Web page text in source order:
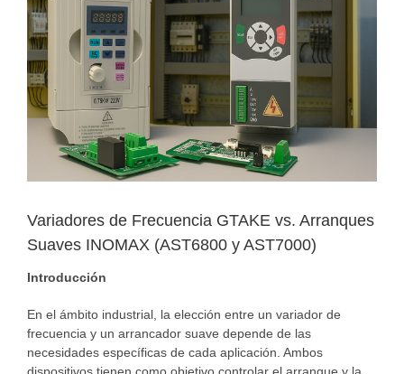
Variadores de Frecuencia GTAKE vs. Arranques
Suaves INOMAX (AST6800 y AST7000)
Introducción
En el ámbito industrial, la elección entre un variador de
frecuencia y un arrancador suave depende de las
necesidades específicas de cada aplicación. Ambos